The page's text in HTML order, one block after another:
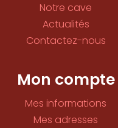
Notre cave
Actualités
Contactez-nous
Mon compte
Mes informations
Mes adresses